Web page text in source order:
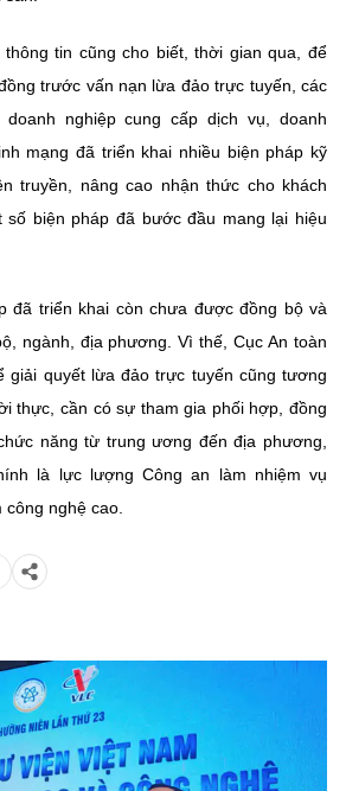
tin cũng cho biết, thời gian qua, để
trước vấn nạn lừa đảo trực tuyến, các
nghiệp cung cấp dịch vụ, doanh
mạng đã triển khai nhiều biện pháp kỹ
truyền, nâng cao nhận thức cho khách
số biện pháp đã bước đầu mang lại hiệu
đã triển khai còn chưa được đồng bộ và
ngành, địa phương. Vì thế, Cục An toàn
giải quyết lừa đảo trực tuyến cũng tương
thực, cần có sự tham gia phối hợp, đồng
năng từ trung ương đến địa phương,
là lực lượng Công an làm nhiệm vụ
nghệ cao.